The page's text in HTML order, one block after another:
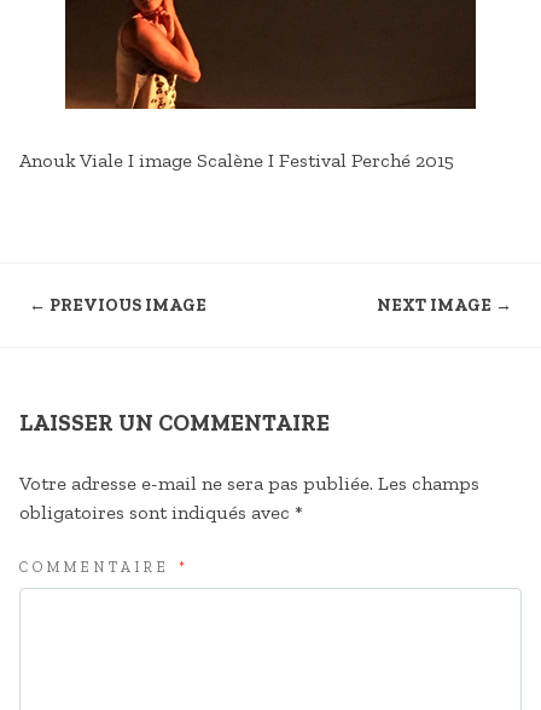
Anouk Viale I image Scalène I Festival Perché 2015
← PREVIOUS IMAGE NEXT IMAGE →
LAISSER UN COMMENTAIRE
Votre adresse e-mail ne sera pas publiée. Les champs
obligatoires sont indiqués avec *
COMMENTAIRE *